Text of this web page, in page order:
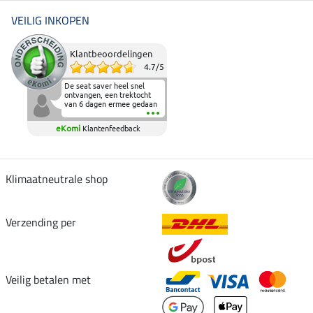
VEILIG INKOPEN
Klantbeoordelingen
4.7/5
De seat saver heel snel
ontvangen, een trektocht
van 6 dagen ermee gedaan
en deze heeft de beproeving
fantastisch doorstaan.
Heerlijk zacht om op te
elkaar in het zadel.
eKomi Klantenfeedback
Klimaatneutrale shop
Verzending per
Veilig betalen met